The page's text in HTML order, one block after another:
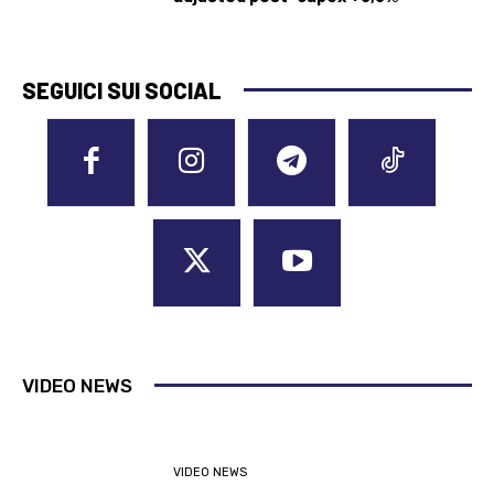
SEGUICI SUI SOCIAL
VIDEO NEWS
VIDEO NEWS